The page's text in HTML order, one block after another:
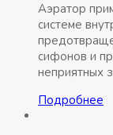
Аэратор
системе
сифонов и
неприятных
Подробнее